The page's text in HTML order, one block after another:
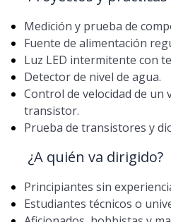
Medición y prueba de
Fuente de alimentación
Luz LED intermitente con
Detector de nivel de agua.
Control de velocidad de un
transistor.
Prueba de transistores y
¿A quién va dirigido?
Principiantes sin
Estudiantes técnicos o